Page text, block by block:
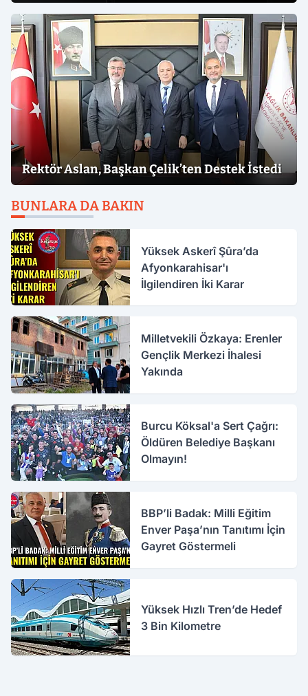
Rektör Aslan, Başkan Çelik’ten Destek İstedi
BUNLARA DA BAKIN
Yüksek Askerî Şûra’da
Afyonkarahisar'ı
İlgilendiren İki Karar
Milletvekili Özkaya: Erenler
Gençlik Merkezi İhalesi
Yakında
Burcu Köksal'a Sert Çağrı:
Öldüren Belediye Başkanı
Olmayın!
BBP’li Badak: Milli Eğitim
Enver Paşa’nın Tanıtımı İçin
Gayret Göstermeli
Yüksek Hızlı Tren’de Hedef
3 Bin Kilometre